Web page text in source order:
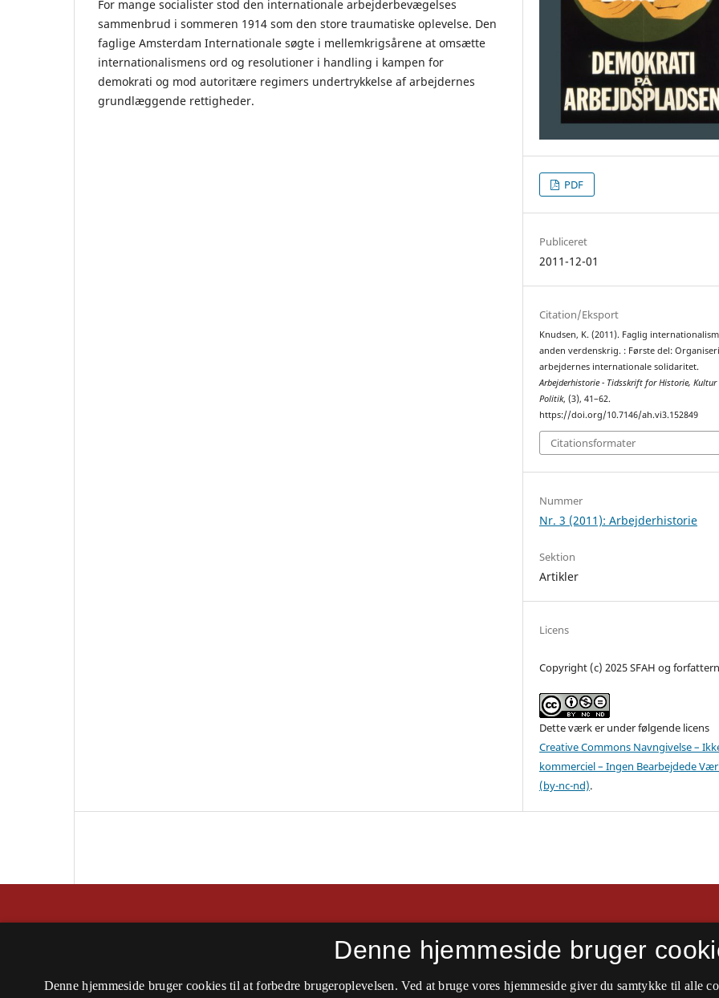
For mange socialister stod den internationale arbejderbevægelses
sammenbrud i sommeren 1914 som den store traumatiske oplevelse. Den
faglige Amsterdam Internationale søgte i mellemkrigsårene at omsætte
internationalismens ord og resolutioner i handling i kampen for
demokrati og mod autoritære regimers undertrykkelse af arbejdernes
grundlæggende rettigheder.
PDF
Publiceret
2011-12-01
Citation/Eksport
Knudsen, K. (2011). Faglig
anden verdenskrig. : Første del:
arbejdernes internationale solidaritet.
Arbejderhistorie - Tidsskrift for Historie, Kultur
Politik, (3), 41–62.
https://doi.org/10.7146/ah.vi3.152849
Citationsformater
Nummer
Nr. 3 (2011): Arbejderhistorie
Sektion
Artikler
Licens
Copyright (c) 2025 SFAH og
Dette værk er under følgende licens
Creative Commons Navngivelse –
kommerciel – Ingen Bearbejdede
(by-nc-nd).
ISSN 2794-9516 (Online)
Denne hjemmeside bruger
Denne hjemmeside bruger cookies til at forbedre brugeroplevelsen. Ved at bruge vores hjemmeside giver du samtykke til alle